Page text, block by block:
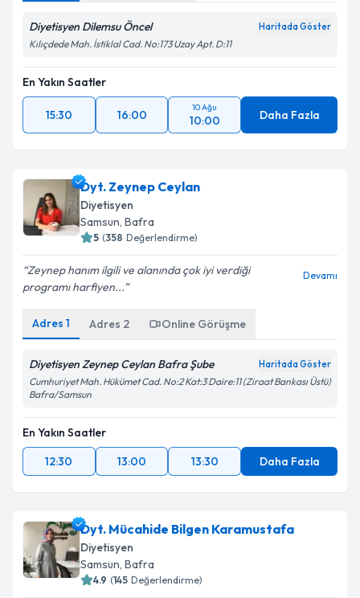
Diyetisyen Dilemsu Öncel Haritada Göster
Kılıçdede Mah. İstiklal Cad. No:173 Uzay Apt. D:11
En Yakın Saatler
15:30 16:00
10 Ağu
10:00 Daha Fazla
Dyt. Zeynep Ceylan
Diyetisyen
Samsun, Bafra
5 (358 Değerlendirme)
Zeynep hanım ilgili ve alanında çok iyi verdiği
programı harfiyen...
Devamı
Adres 1 Adres 2 Online Görüşme
Diyetisyen Zeynep Ceylan Bafra Şube Haritada Göster
Cumhuriyet Mah. Hükümet Cad. No:2 Kat:3 Daire:11 (Ziraat Bankası Üstü)
Bafra/Samsun
En Yakın Saatler
12:30
13:00 13:30 Daha Fazla
Dyt. Mücahide Bilgen Karamustafa
Diyetisyen
Samsun, Bafra
4.9 (145 Değerlendirme)